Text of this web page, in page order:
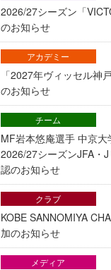
2026/27シーズン「
のお知らせ
「2027年ヴィッセル神
のお知らせ
アカデミー
MF岩本悠庵選手 中京
2026/27シーズンJFA・
認のお知らせ
チーム
KOBE SANNOMIYA
加のお知らせ
クラブ
メディア